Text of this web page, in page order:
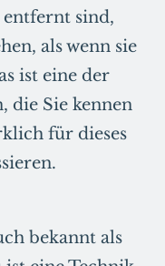
sind,
als wenn sie
ist eine der
die Sie kennen
für dieses
bekannt als